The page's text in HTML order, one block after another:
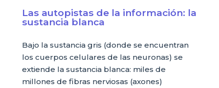
Las autopistas de la información: la
sustancia blanca
Bajo la sustancia gris (donde se encuentran
los cuerpos celulares de las neuronas) se
extiende la sustancia blanca: miles de
millones de fibras nerviosas (axones)